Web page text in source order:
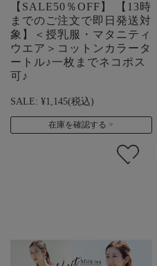
【SALE50％OFF】 【13時
までのご注文で即日発送対
象】＜授乳服・マタニティ
ウエア＞コットンカラータ
ートル♪一枚までネコポス
可♪
SALE: ¥1,145(税込)
在庫を確認する